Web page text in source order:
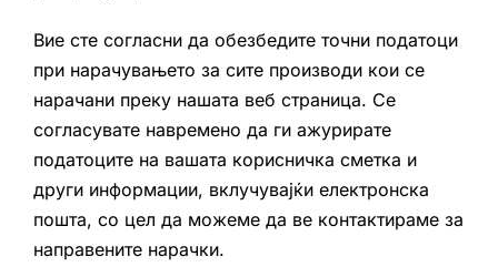
Вие сте согласни да обезбедите точни податоци
при нарачувањето за сите производи кои се
нарачани преку нашата веб страница. Се
согласувате навремено да ги ажурирате
податоците на вашата корисничка сметка и
други информации, вклучувајќи електронска
пошта, со цел да можеме да ве контактираме за
направените нарачки.